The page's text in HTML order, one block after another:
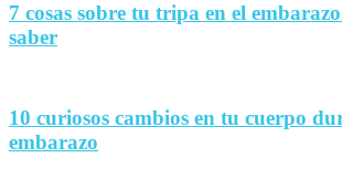
7 cosas sobre tu tripa en el
saber
10 curiosos cambios en tu cuerpo
embarazo